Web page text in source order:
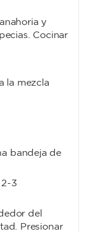
y
Cocinar
la mezcla
bandeja de
2-3
del
Presionar